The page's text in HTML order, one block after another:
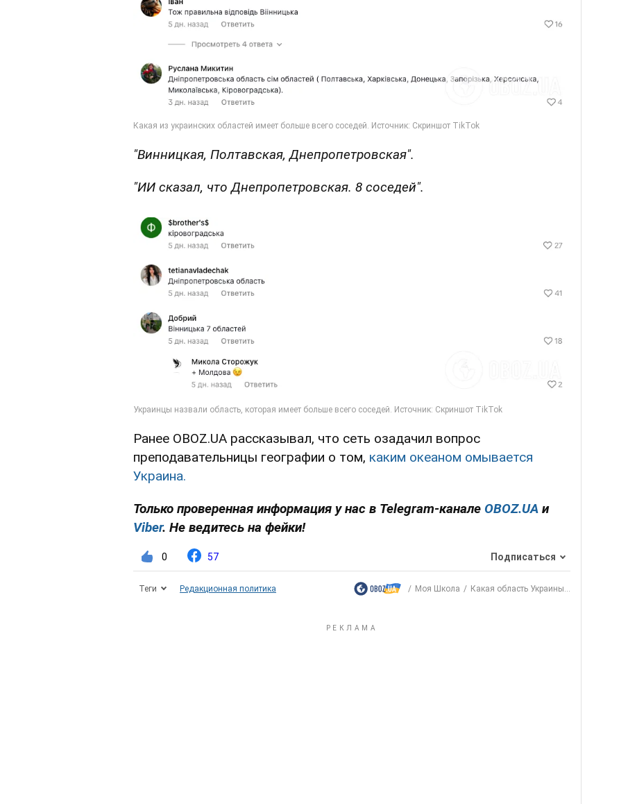
"Винницкая, Полтавская, Днепропетровская".
"ИИ сказал, что Днепропетровская. 8 соседей".
Ранее OBOZ.UA рассказывал, что сеть озадачил вопрос
преподавательницы географии о том, каким океаном омывается
Украина.
Только проверенная информация у нас в Telegram-канале OBOZ.UA и
Viber. Не ведитесь на фейки!
0 57 Подписаться
Теги Редакционная политика Моя Школа Какая область Украины...